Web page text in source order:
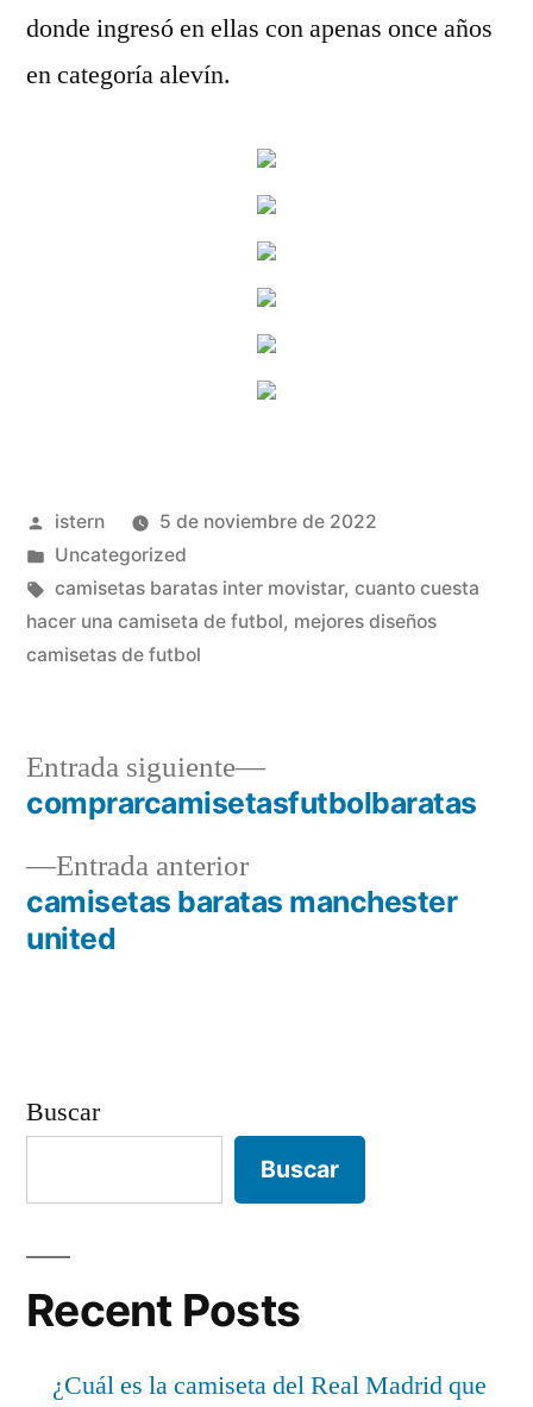
donde ingresó en ellas con apenas once años
en categoría alevín.
Publicado
por
istern
5 de noviembre de 2022
Publicado
en
Uncategorized
Etiquetas:
camisetas baratas inter movistar, cuanto cuesta
hacer una camiseta de futbol, mejores diseños
camisetas de futbol
Navegación
de
entradas
Entrada anteriorEntrada
anterior:
camisetas baratas manchester
united
Entrada siguiente
Entrada
siguiente:
comprarcamisetasfutbolbaratas
Buscar
Buscar
Recent Posts
¿Cuál es la camiseta del Real Madrid que